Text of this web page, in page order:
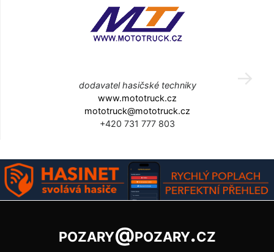
dodavatel hasičské techniky
www.mototruck.cz
mototruck@mototruck.cz
+420 731 777 803
pozary@pozary.cz